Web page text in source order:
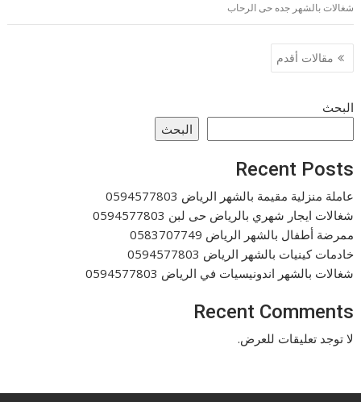
شغالات بالشهر جده حى الرحاب
تصفّح
المقالات
مقالات أقدم
البحث
البحث
Recent Posts
عاملة منزلية مقيمة بالشهر الرياض 0594577803
شغالات ايجار شهري بالرياض حى لبن 0594577803
ممرضة أطفال بالشهر الرياض 0583707749
خادمات كينيات بالشهر الرياض 0594577803
شغالات بالشهر اندونيسيات في الرياض 0594577803
Recent Comments
لا توجد تعليقات للعرض.